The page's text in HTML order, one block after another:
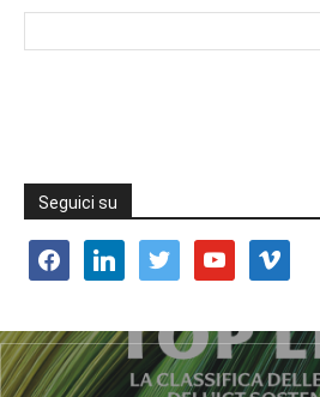
Seguici su
facebooklinkedin twitter youtube vimeo